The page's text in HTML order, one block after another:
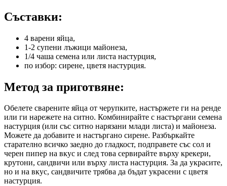
Съставки:
4 варени яйца,
1-2 супени лъжици майонеза,
1/4 чаша семена или листа настурция,
по избор: сирене, цветя настурция.
Метод за приготвяне:
Обелете сварените яйца от черупките, настържете ги на ренде
или ги нарежете на ситно. Комбинирайте с настъргани семена
настурция (или със ситно нарязани млади листа) и майонеза.
Можете да добавите и настъргано сирене. Разбъркайте
старателно всичко заедно до гладкост, подправете със сол и
черен пипер на вкус и след това сервирайте върху крекери,
крутони, сандвичи или върху листа настурция. За да украсите,
но и на вкус, сандвичите трябва да бъдат украсени с цветя
настурция.